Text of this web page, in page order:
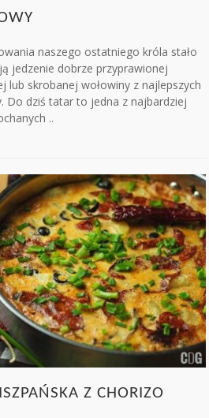
naszego ostatniego króla stało
jedzenie dobrze przyprawionej
lub skrobanej wołowiny z najlepszych
Do dziś tatar to jedna z najbardziej
..
Z CHORIZO